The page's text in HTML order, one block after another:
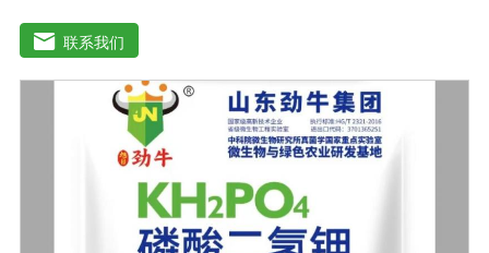
刺激调节植物生长; 并且能产生抗生素、系统防卫酶等多种
物质, 可以抑制细菌或真菌性病害或诱导系统抗性, 间接达
到促进植物生长的作用。【产品功能】1、改善土填养分疏
松土壤, 提高土壤通透性和保水保肥能力, 增加土壤有机质
防止板结, 有效解决因连工连作、重茬等原因造成的减产问
题。2、解磷解钾、提高化肥利用率有效菌能分解土壤中的
有机质, 减少氨肥的流失; 其中解钾解磷菌能将土壤中固化
的化学钾肥、化学磷肥分解转化为速效钾、速效磷。3、改
善作物品质使用菌剂后, 作物中的蛋白质、糖分、氮基酸、
维生素等有益成分含量有所提高, 起到改善作物品质的作
联系我们